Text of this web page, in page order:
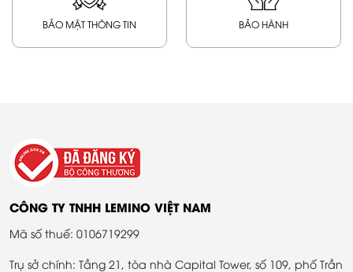
BẢO MẬT THÔNG TIN BẢO HÀNH
CÔNG TY TNHH LEMINO VIỆT NAM
Mã số thuế: 0106719299
Trụ sở chính: Tầng 21, tòa nhà Capital Tower, số 109, phố Trần